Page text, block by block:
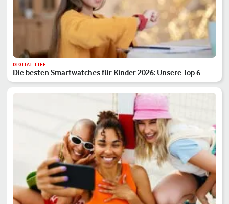
DIGITAL LIFE
Die besten Smartwatches für Kinder 2026: Unsere Top 6